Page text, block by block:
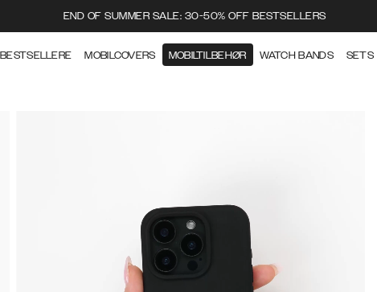
END OF SUMMER SALE: 30-50% OFF BESTSELLERS
BESTSELLERE MOBILCOVERS MOBILTILBEHØR WATCH BANDS SETS